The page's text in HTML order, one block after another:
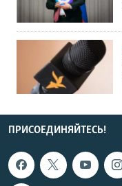
ПРИСОЕДИНЯЙТЕСЬ!